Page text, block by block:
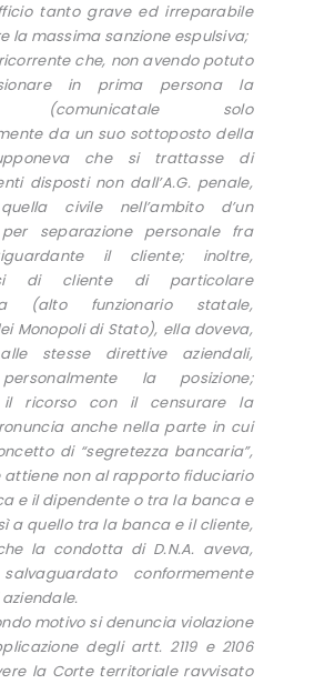
tanto grave ed irreparabile
la massima sanzione espulsiva;
che, non avendo potuto
in prima persona la
(comunicatale solo
da un suo sottoposto della
che si trattasse di
disposti non dall’A.G. penale,
civile nell’ambito d’un
separazione personale fra
il cliente; inoltre,
di cliente di particolare
(alto funzionario statale,
Monopoli di Stato), ella doveva,
stesse direttive aziendali,
la posizione;
il ricorso con il censurare la
anche nella parte in cui
di “segretezza bancaria”,
attiene non al rapporto fiduciario
e il dipendente o tra la banca e
a quello tra la banca e il cliente,
la condotta di D.N.A. aveva,
conformemente
motivo si denuncia violazione
degli artt. 2119 e 2106
la Corte territoriale ravvisato